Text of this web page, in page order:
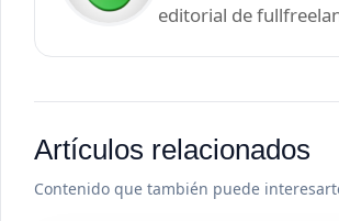
editorial de
Artículos relacionados
Contenido que también puede